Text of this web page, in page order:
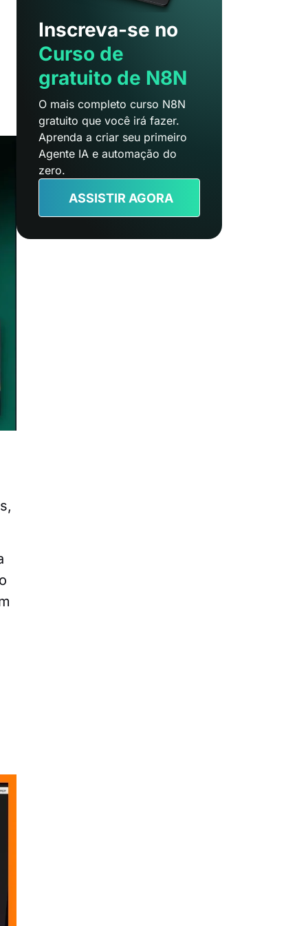
Inscreva-se no
Curso de
gratuito de N8N
O mais completo curso N8N
gratuito que você irá fazer.
Aprenda a criar seu primeiro
Agente IA e automação do
zero.
ASSISTIR AGORA